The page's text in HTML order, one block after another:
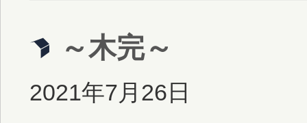
～木完～
2021年7月26日